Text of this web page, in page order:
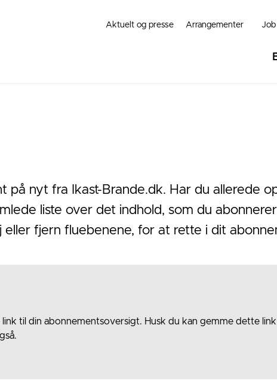
Aktuelt og presse Arrangementer Job
på nyt fra Ikast-Brande.dk. Har du allerede
liste over det indhold, som du
eller fjern fluebenene, for at rette i dit
til din abonnementsoversigt. Husk du kan gemme dette